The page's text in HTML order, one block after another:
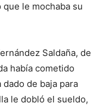
le mochaba su
Saldaña, de
había cometido
de baja para
le dobló el sueldo,